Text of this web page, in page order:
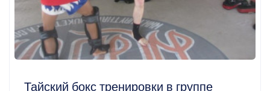
Тайский бокс тренировки в группе